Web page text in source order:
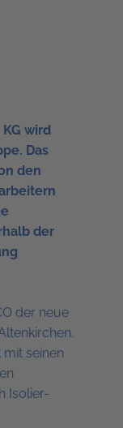
wird
Das
den
der
der neue
seinen
Isolier-